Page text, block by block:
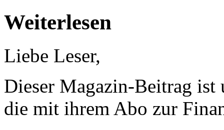
Weiterlesen
Liebe Leser,
Dieser Magazin-Beitrag ist
die mit ihrem Abo zur